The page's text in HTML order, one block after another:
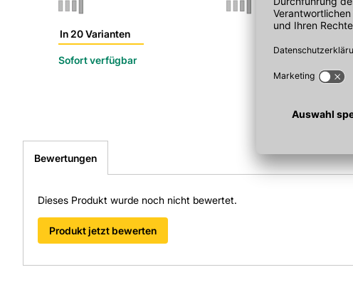
In 20 Varianten
Sofort verfügbar
Bewertungen
Dieses Produkt wurde noch nicht bewertet.
Produkt jetzt bewerten